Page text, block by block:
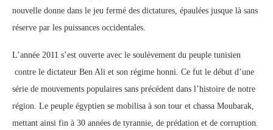
nouvelle donne dans le jeu fermé des dictatures, épaulées jusque là sans
réserve par les puissances occidentales.
L’année 2011 s’est ouverte avec le soulèvement du peuple tunisien
contre le dictateur Ben Ali et son régime honni. Ce fut le début d’une
série de mouvements populaires sans précédent dans l’histoire de notre
région. Le peuple égyptien se mobilisa à son tour et chassa Moubarak,
mettant ainsi fin à 30 années de tyrannie, de prédation et de corruption.